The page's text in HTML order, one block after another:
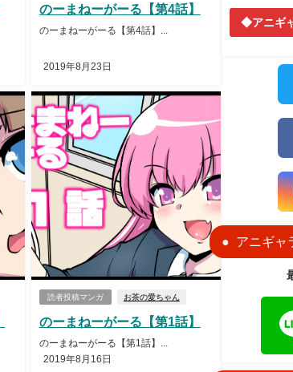
のーまねーがーる【第4話】
のーまねーがーる【第4話】...
2019年8月23日
読者投稿マンガ お茶の愛ちゃん
のーまねーがーる【第1話】
のーまねーがーる【第1話】...
2019年8月16日
◆アニギ
アニギャ